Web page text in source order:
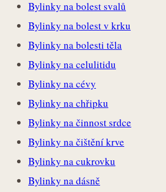
Bylinky na bolest svalů
Bylinky na bolest v krku
Bylinky na bolesti těla
Bylinky na celulitidu
Bylinky na cévy
Bylinky na chřipku
Bylinky na činnost srdce
Bylinky na čištění krve
Bylinky na cukrovku
Bylinky na dásně